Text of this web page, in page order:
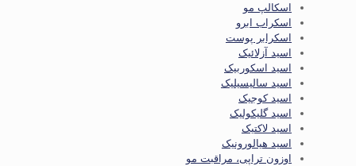
اسکالپ مو
اسکراب ابرو
اسکرابر پوست
اسید آزلائیک
اسید اسکوربیک
اسید سالیسیلیک
اسید کوجیک
اسید گلیکولیک
اسید لاکتیک
اسید هیالورونیک
اوزون تراپی، مراقبت مو